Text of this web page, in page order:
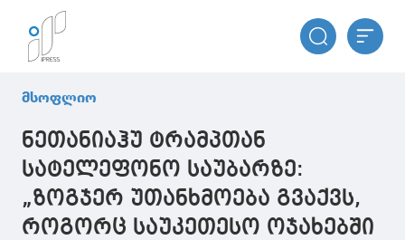
მსოფლიო
ნეთანიაჰუ ტრამპთან
სატელეფონო საუბარზე:
„ზოგჯერ უთანხმოება გვაქვს,
როგორც საუკეთესო ოჯახებში